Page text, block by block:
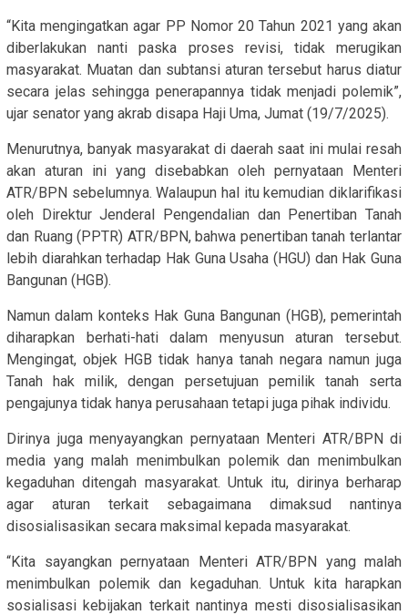
“Kita mengingatkan agar PP Nomor 20 Tahun 2021 yang akan
diberlakukan nanti paska proses revisi, tidak merugikan
masyarakat. Muatan dan subtansi aturan tersebut harus diatur
secara jelas sehingga penerapannya tidak menjadi polemik”,
ujar senator yang akrab disapa Haji Uma, Jumat (19/7/2025).
Menurutnya, banyak masyarakat di daerah saat ini mulai resah
akan aturan ini yang disebabkan oleh pernyataan Menteri
ATR/BPN sebelumnya. Walaupun hal itu kemudian diklarifikasi
oleh Direktur Jenderal Pengendalian dan Penertiban Tanah
dan Ruang (PPTR) ATR/BPN, bahwa penertiban tanah terlantar
lebih diarahkan terhadap Hak Guna Usaha (HGU) dan Hak Guna
Bangunan (HGB).
Namun dalam konteks Hak Guna Bangunan (HGB), pemerintah
diharapkan berhati-hati dalam menyusun aturan tersebut.
Mengingat, objek HGB tidak hanya tanah negara namun juga
Tanah hak milik, dengan persetujuan pemilik tanah serta
pengajunya tidak hanya perusahaan tetapi juga pihak individu.
Dirinya juga menyayangkan pernyataan Menteri ATR/BPN di
media yang malah menimbulkan polemik dan menimbulkan
kegaduhan ditengah masyarakat. Untuk itu, dirinya berharap
agar aturan terkait sebagaimana dimaksud nantinya
disosialisasikan secara maksimal kepada masyarakat.
“Kita sayangkan pernyataan Menteri ATR/BPN yang malah
menimbulkan polemik dan kegaduhan. Untuk kita harapkan
sosialisasi kebijakan terkait nantinya mesti disosialisasikan